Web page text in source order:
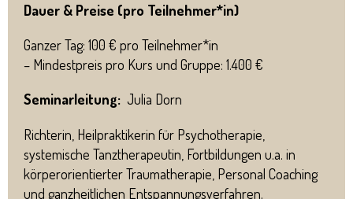
Dauer & Preise (pro Teilnehmer*in)
Ganzer Tag: 100 € pro Teilnehmer*in
– Mindestpreis pro Kurs und Gruppe: 1.400 €
Seminarleitung: Julia Dorn
Richterin, Heilpraktikerin für Psychotherapie,
systemische Tanztherapeutin, Fortbildungen u.a. in
körperorientierter Traumatherapie, Personal Coaching
und ganzheitlichen Entspannungsverfahren.